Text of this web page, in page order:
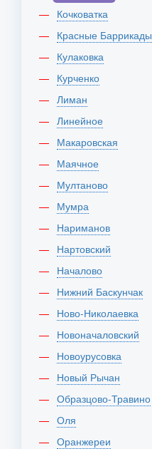
Кочковатка
Красные Баррикады
Кулаковка
Курченко
Лиман
Линейное
Макаровская
Маячное
Мултаново
Мумра
Нариманов
Нартовский
Началово
Нижний Баскунчак
Ново-Николаевка
Новоначаловский
Новоурусовка
Новый Рычан
Образцово-Травино
Оля
Оранжереи